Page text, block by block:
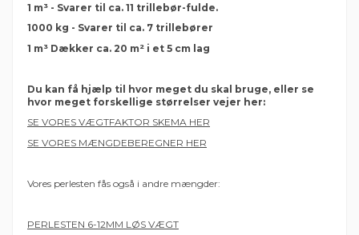
1 m³ - Svarer til ca. 11 trillebør-fulde.
1000 kg - Svarer til ca. 7 trillebører
1 m³ Dækker ca. 20 m² i et 5 cm lag
Du kan få hjælp til hvor meget du skal bruge, eller se
hvor meget forskellige størrelser vejer her:
SE VORES VÆGTFAKTOR SKEMA HER
SE VORES MÆNGDEBEREGNER HER
Vores perlesten fås også i andre mængder:
PERLESTEN 6-12MM LØS VÆGT